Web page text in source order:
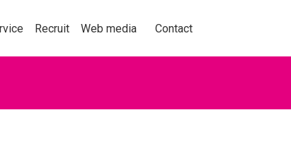
Recruit Web media Contact